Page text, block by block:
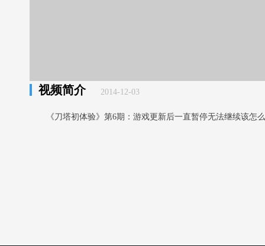
视频简介 2014-12-03
《刀塔初体验》第6期：游戏更新后一直暂停无法继续该怎